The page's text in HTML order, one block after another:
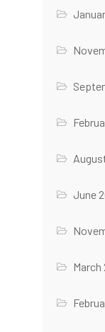
June
March